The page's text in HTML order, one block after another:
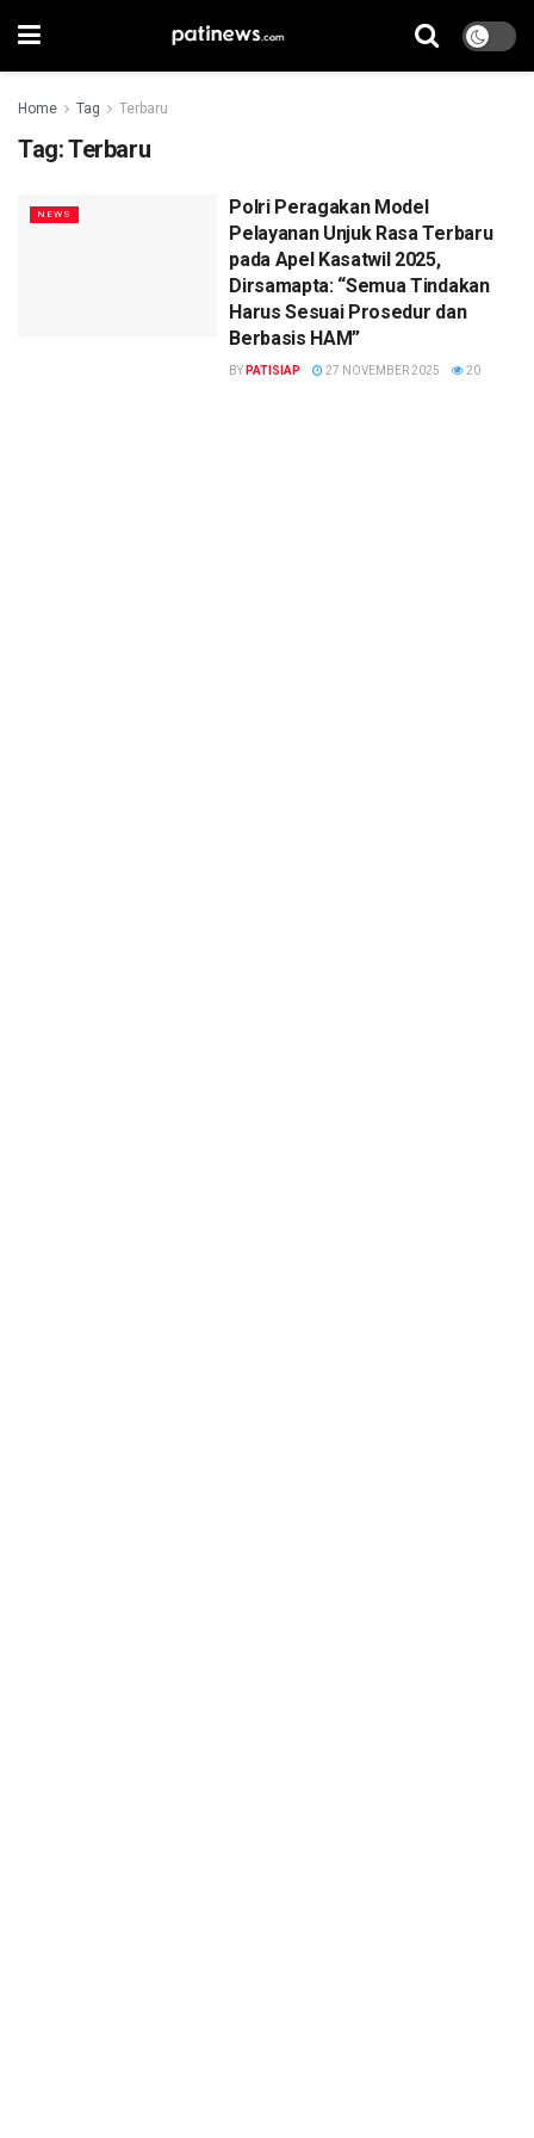
Home Tag Terbaru
Tag:Terbaru
NEWS
Polri Peragakan Model
Pelayanan Unjuk Rasa Terbaru
pada Apel Kasatwil 2025,
Dirsamapta: “Semua Tindakan
Harus Sesuai Prosedur dan
Berbasis HAM”
BY PATISIAP 27 NOVEMBER 2025 20